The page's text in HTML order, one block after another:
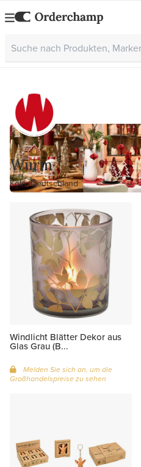
Wurm
Köln, Deutschland
Windlicht Blätter Dekor aus
Glas Grau (B...
Melden Sie sich an, um die
Großhandelspreise zu sehen